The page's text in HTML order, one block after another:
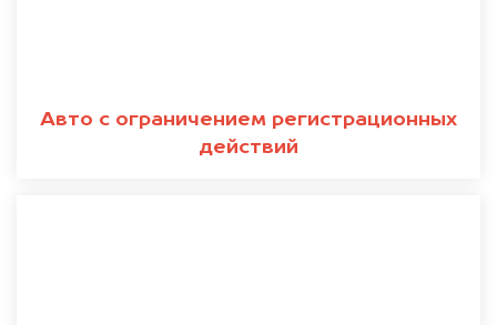
Авто с ограничением регистрационных
действий